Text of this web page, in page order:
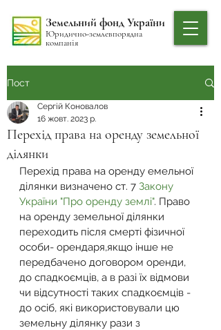
Земельний фонд України
Юридично-землевпорядна
компанія
Пост
Перехід права на оренду земельної
ділянки
Сергій Коновалов
16 жовт. 2023 р.
Перехід права на оренду емельної
ділянки визначено ст. 7 Закону
України "Про оренду землі". Право
на оренду земельної ділянки
переходить після смерті фізичної
особи- орендаря,якщо інше не
передбачено договором оренди,
до спадкоємців, а в разі їх відмови
чи відсутності таких спадкоємців -
до осіб, які використовували цю
земельну ділянку рази з